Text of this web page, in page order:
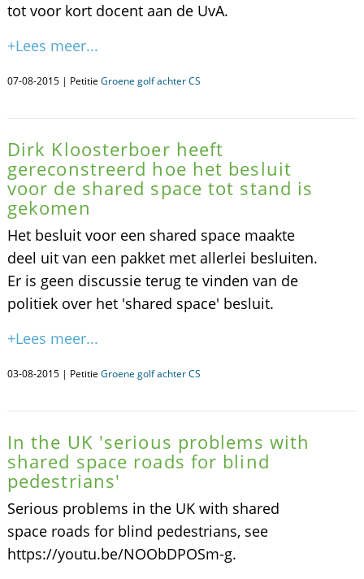
tot voor kort docent aan de UvA.
+Lees meer...
07-08-2015 | Petitie Groene golf achter CS
Dirk Kloosterboer heeft
gereconstreerd hoe het besluit
voor de shared space tot stand is
gekomen
Het besluit voor een shared space maakte
deel uit van een pakket met allerlei besluiten.
Er is geen discussie terug te vinden van de
politiek over het 'shared space' besluit.
+Lees meer...
03-08-2015 | Petitie Groene golf achter CS
In the UK 'serious problems with
shared space roads for blind
pedestrians'
Serious problems in the UK with shared
space roads for blind pedestrians, see
https://youtu.be/NOObDPOSm-g.